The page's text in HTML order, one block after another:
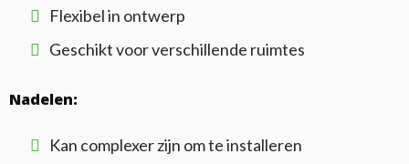
Flexibel in ontwerp
Geschikt voor verschillende ruimtes
Nadelen:
Kan complexer zijn om te installeren